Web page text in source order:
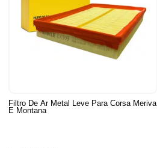
Filtro De Ar Metal Leve Para Corsa Meriva
E Montana